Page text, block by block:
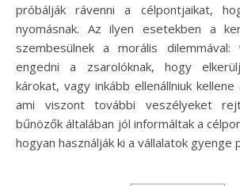
próbálják rávenni a célpontjaikat,
nyomásnak. Az ilyen esetekben a
szembesülnek a morális dilemmával:
engedni a zsarolóknak, hogy
károkat, vagy inkább ellenállniuk
ami viszont további veszélyeket
bűnözők általában jól informáltak a
hogyan használják ki a vállalatok gyenge